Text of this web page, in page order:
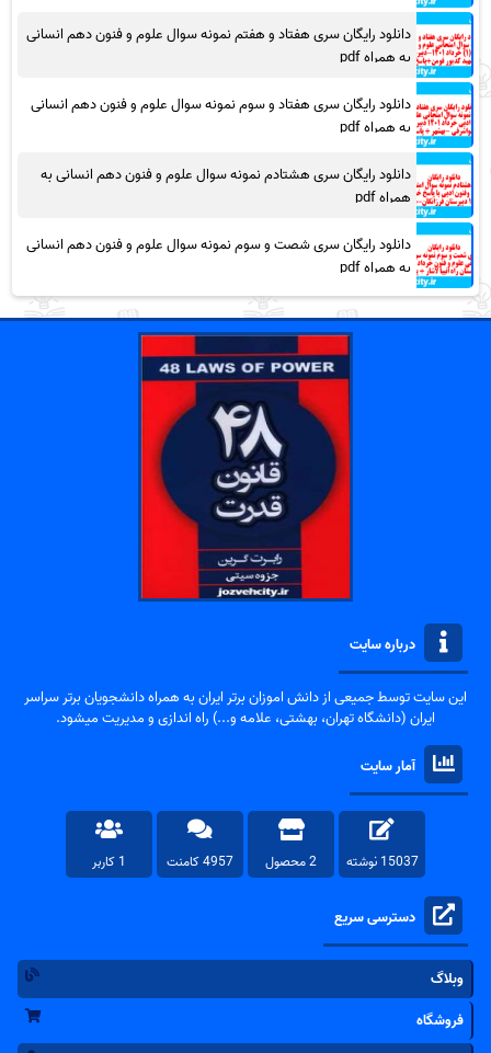
دانلود رایگان سری هفتاد و هفتم نمونه سوال علوم و فنون دهم انسانی
به همراه pdf
دانلود رایگان سری هفتاد و سوم نمونه سوال علوم و فنون دهم انسانی
به همراه pdf
دانلود رایگان سری هشتادم نمونه سوال علوم و فنون دهم انسانی به
همراه pdf
دانلود رایگان سری شصت و سوم نمونه سوال علوم و فنون دهم انسانی
به همراه pdf
درباره سایت
این سایت توسط جمیعی از دانش اموزان برتر ایران به همراه دانشجویان برتر سراسر
ایران (دانشگاه تهران، بهشتی، علامه و...) راه اندازی و مدیریت میشود.
آمار سایت
15037 نوشته 2 محصول 4957 کامنت 1 کاربر
دسترسی سریع
وبلاگ
فروشگاه